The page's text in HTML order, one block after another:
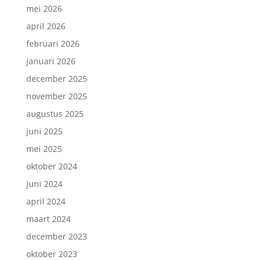
mei 2026
april 2026
februari 2026
januari 2026
december 2025
november 2025
augustus 2025
juni 2025
mei 2025
oktober 2024
juni 2024
april 2024
maart 2024
december 2023
oktober 2023